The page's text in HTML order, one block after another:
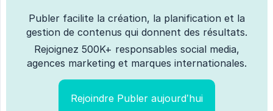
Publer facilite la création, la planification et la
gestion de contenus qui donnent des résultats.
Rejoignez 500K+ responsables social media,
agences marketing et marques internationales.
Rejoindre Publer aujourd’hui